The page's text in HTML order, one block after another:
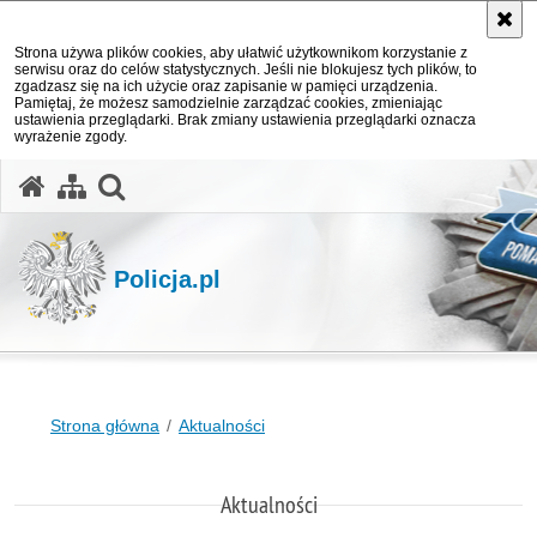
Strona używa plików cookies, aby ułatwić użytkownikom korzystanie z
serwisu oraz do celów statystycznych. Jeśli nie blokujesz tych plików, to
zgadzasz się na ich użycie oraz zapisanie w pamięci urządzenia.
Pamiętaj, że możesz samodzielnie zarządzać cookies, zmieniając
ustawienia przeglądarki. Brak zmiany ustawienia przeglądarki oznacza
wyrażenie zgody.
Policja.pl
Strona główna Aktualności
Aktualności